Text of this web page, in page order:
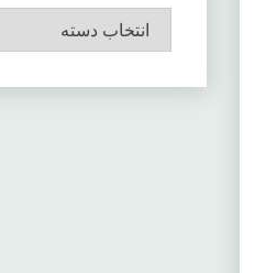
موضوعات